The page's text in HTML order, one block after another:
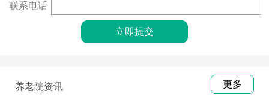
联系电话
养老院资讯 更多